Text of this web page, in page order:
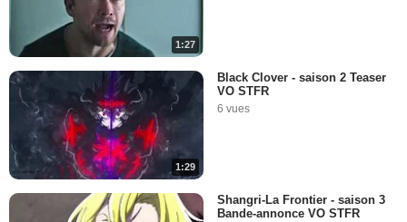
1:27
1:29
Black Clover - saison 2 Teaser
VO STFR
6 vues
Shangri-La Frontier - saison 3
Bande-annonce VO STFR